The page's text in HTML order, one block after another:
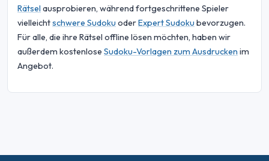
Rätsel ausprobieren, während fortgeschrittene Spieler
vielleichtschwere Sudoku oderExpert Sudoku bevorzugen.
Für alle, die ihre Rätsel offline lösen möchten, haben wir
außerdem kostenlose Sudoku-Vorlagen zum Ausdrucken im
Angebot.